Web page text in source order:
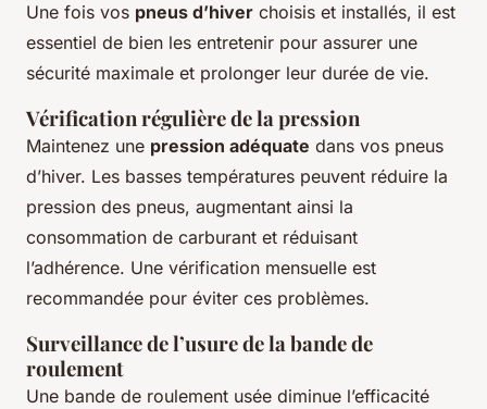
Une fois vos pneus d’hiver choisis et installés, il est
essentiel de bien les entretenir pour assurer une
sécurité maximale et prolonger leur durée de vie.
Vérification régulière de la pression
Maintenez une pression adéquate dans vos pneus
d’hiver. Les basses températures peuvent réduire la
pression des pneus, augmentant ainsi la
consommation de carburant et réduisant
l’adhérence. Une vérification mensuelle est
recommandée pour éviter ces problèmes.
Surveillance de l’usure de la bande de
roulement
Une bande de roulement usée diminue l’efficacité